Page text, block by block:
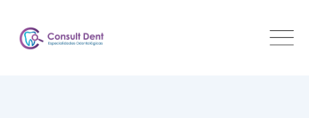
content